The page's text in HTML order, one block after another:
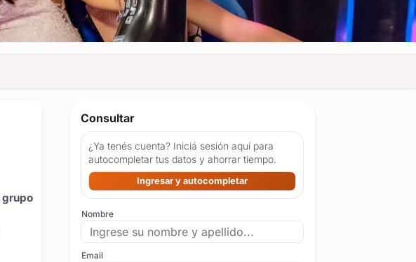
grupo
Consultar
¿Ya tenés cuenta? Iniciá sesión aquí para
autocompletar tus datos y ahorrar tiempo.
Ingresar y autocompletar
Nombre
Email